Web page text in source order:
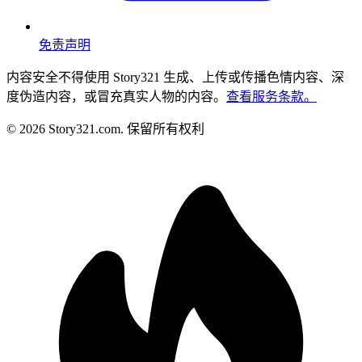
免责声明
内容安全不得使用 Story321 生成、上传或传播色情内容、深
度伪造内容，或冒充真实人物的内容。 查看服务条款。
© 2026 Story321.com. 保留所有权利